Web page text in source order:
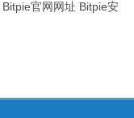
Bitpie官网网址 Bitpie安